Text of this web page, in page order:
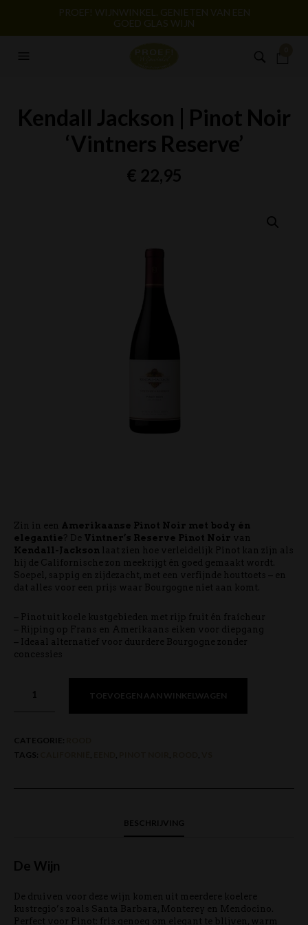
PROEF! WIJNWINKEL. GENIETEN VAN EEN
GOED GLAS WIJN
Kendall Jackson | Pinot Noir
‘Vintners Reserve’
€ 22,95
Zin in een Amerikaanse Pinot Noir met body én
elegantie ? De Vintner’s Reserve Pinot Noir van
Kendall-Jackson laat zien hoe verleidelijk Pinot kan zijn als
hij de Californische zon meekrijgt én goed gemaakt wordt.
Soepel, sappig en zijdezacht, met een verfijnde houttoets – en
dat alles voor een prijs waar Bourgogne niet aan komt.
– Pinot uit koele kustgebieden met rijp fruit én fraîcheur
– Rijping op Frans en Amerikaans eiken voor diepgang
– Ideaal alternatief voor duurdere Bourgogne zonder
concessies
TOEVOEGEN AAN WINKELWAGEN
CATEGORIE:
TAGS:
, , , ,
BESCHRIJVING
De Wijn
De druiven voor deze wijn komen uit meerdere koelere
kustregio’s zoals Santa Barbara, Monterey en Mendocino.
Perfect voor Pinot: fris genoeg om elegant te blijven, warm